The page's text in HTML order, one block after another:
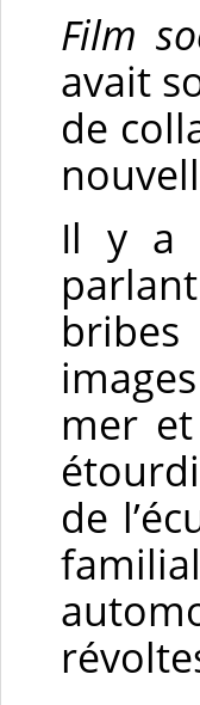
Film
avait
de
Il y a
mer
de